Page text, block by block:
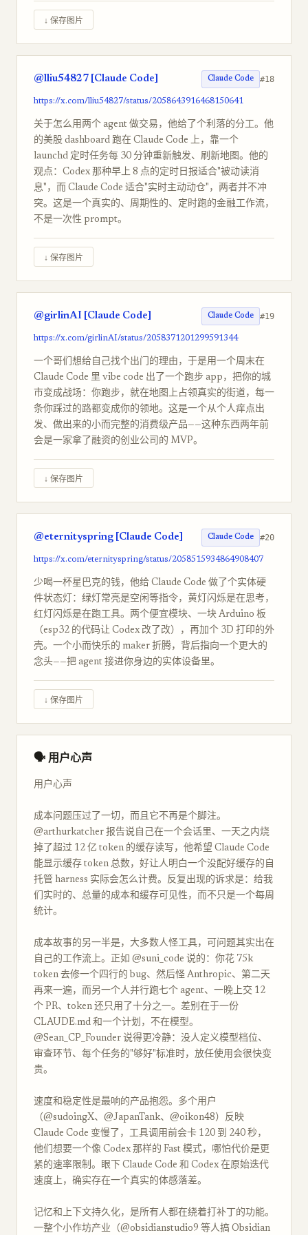
↓ 保存图片
@lliu54827 [Claude Code] Claude Code #18
https://x.com/lliu54827/status/2058643916468150641
关于怎么用两个 agent 做交易，他给了个利落的分工。他
的美股 dashboard 跑在 Claude Code 上，靠一个
launchd 定时任务每 30 分钟重新触发、刷新地图。他的
观点：Codex 那种早上 8 点的定时日报适合"被动读消
息"，而 Claude Code 适合"实时主动动仓"，两者并不冲
突。这是一个真实的、周期性的、定时跑的金融工作流，
不是一次性 prompt。
↓ 保存图片
@girlinAI [Claude Code] Claude Code #19
https://x.com/girlinAI/status/2058371201299591344
一个哥们想给自己找个出门的理由，于是用一个周末在
Claude Code 里 vibe code 出了一个跑步 app，把你的城
市变成战场：你跑步，就在地图上占领真实的街道，每一
条你踩过的路都变成你的领地。这是一个从个人痒点出
发、做出来的小而完整的消费级产品——这种东西两年前
会是一家拿了融资的创业公司的 MVP。
↓ 保存图片
@eternityspring [Claude Code] Claude Code #20
https://x.com/eternityspring/status/2058515934864908407
少喝一杯星巴克的钱，他给 Claude Code 做了个实体硬
件状态灯：绿灯常亮是空闲等指令，黄灯闪烁是在思考，
红灯闪烁是在跑工具。两个便宜模块、一块 Arduino 板
（esp32 的代码让 Codex 改了改），再加个 3D 打印的外
壳。一个小而快乐的 maker 折腾，背后指向一个更大的
念头——把 agent 接进你身边的实体设备里。
↓ 保存图片
🗣 用户心声
用户心声
成本问题压过了一切，而且它不再是个脚注。
@arthurkatcher 报告说自己在一个会话里、一天之内烧
掉了超过 12 亿 token 的缓存读写，他希望 Claude Code
能显示缓存 token 总数，好让人明白一个没配好缓存的自
托管 harness 实际会怎么计费。反复出现的诉求是：给我
们实时的、总量的成本和缓存可见性，而不只是一个每周
统计。
成本故事的另一半是，大多数人怪工具，可问题其实出在
自己的工作流上。正如 @suni_code 说的：你花 75k
token 去修一个四行的 bug、然后怪 Anthropic、第二天
再来一遍，而另一个人并行跑七个 agent、一晚上交 12
个 PR、token 还只用了十分之一。差别在于一份
CLAUDE.md 和一个计划，不在模型。
@Sean_CP_Founder 说得更冷静：没人定义模型档位、
审查环节、每个任务的"够好"标准时，放任使用会很快变
贵。
速度和稳定性是最响的产品抱怨。多个用户
（@sudoingX、@JapanTank、@oikon48）反映
Claude Code 变慢了，工具调用前会卡 120 到 240 秒，
他们想要一个像 Codex 那样的 Fast 模式，哪怕代价是更
紧的速率限制。眼下 Claude Code 和 Codex 在原始迭代
速度上，确实存在一个真实的体感落差。
记忆和上下文持久化，是所有人都在绕着打补丁的功能。
一整个小作坊产业（@obsidianstudio9 等人搞 Obsidian